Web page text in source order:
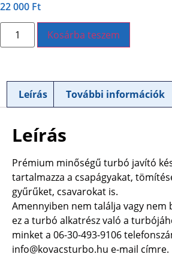
22 000 Ft
Kosárba teszem
Leírás További információk
Leírás
Prémium minőségű turbó javító
tartalmazza a csapágyakat,
gyűrűket, csavarokat is.
Amennyiben nem találja vagy nem
ez a turbó alkatrész való a
minket a 06-30-493-9106
info@kovacsturbo.hu e-mail címre.